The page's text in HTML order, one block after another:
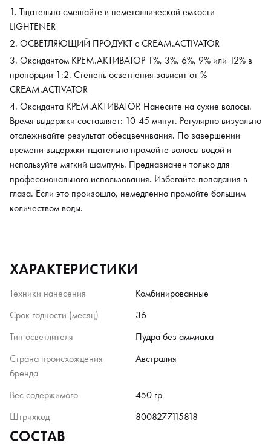
Тщательно смешайте в неметаллической емкости
LIGHTENER
ОСВЕТЛЯЮЩИЙ ПРОДУКТ с CREAM.ACTIVATOR
Оксидантом КРЕМ.АКТИВАТОР 1%, 3%, 6%, 9% или 12% в
пропорции 1:2. Степень осветления зависит от %
CREAM.ACTIVATOR
Оксиданта КРЕМ.АКТИВАТОР. Нанесите на сухие волосы.
Время выдержки составляет: 10-45 минут. Регулярно визуально
отслеживайте результат обесцвечивания. По завершении
времени выдержки тщательно промойте волосы водой и
используйте мягкий шампунь. Предназначен только для
профессионального использования. Избегайте попадания в
глаза. Если это произошло, немедленно промойте большим
количеством воды.
ХАРАКТЕРИСТИКИ
Техники нанесения
Комбинированные
Срок годности (месяц)
36
Тип осветлителя
Пудра без аммиака
Страна происхождения
бренда
Австралия
Вес содержимого
450 гр
Штрихкод
8008277115818
СОСТАВ